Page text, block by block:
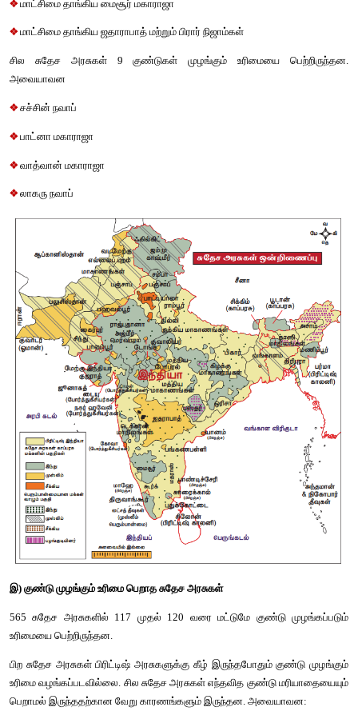
சில சுதந்திர அரசுகளுக்கான இறைமை உரிமையை தங்கள்
உள்பட்டு வழங்கின. சுதந்திரத்துக்கு முன்னர் இந்தியாவில்
கம்பெனியால் வழங்கப்பட்ட குண்டு முழங்கும் மரியாதை
அற்ற சுதேச அரசுகள் என்று பிரிந்திருந்தன.
சுதேச அரசுகளின் எண்ணிக்கை சுமார் 117-லிருந்து 120-வரை
அரசுகளின் தலைவர்கள், ஆட்சியாளர்கள் அல்லது
அம்மரியாதைக்கு உட்பட்டவர்களாக இருந்தனர்.
இவ்வுரிமையானது முழங்கப்படும் குண்டுகளின் எண்ணிக்கையின்
அதன் சிறப்பு நிலை அறியப்பட்டது. மிக அதிக
அரசுகளுக்கு 21 குண்டுகள் எனவும் அதனிலும் குறைவான சுதேச
குண்டுகள் எனவும் இது அமைந்திருந்தது. சில சுதேச அரசுகள்
முழங்கும் உரிமை பெற்று இருந்தன. அவையாவன
❖ மாட்சிமை தாங்கிய மகாராஜா குவாலியர் மன்னர் சிந்தியா
மாட்சிமை தாங்கிய பரோடா மகாராஜா கேக்வார்
மாட்சிமை தாங்கிய ஜம்மு-காஷ்மீர் மகாராஜா
மாட்சிமை தாங்கிய மைசூர் மகாராஜா
சில சுதேச அரசுகள் 9 குண்டுகள் முழங்கும் உரிமையை
அவையாவன
❖ சச்சின் நவாப்
❖ பாட்னா மகாராஜா